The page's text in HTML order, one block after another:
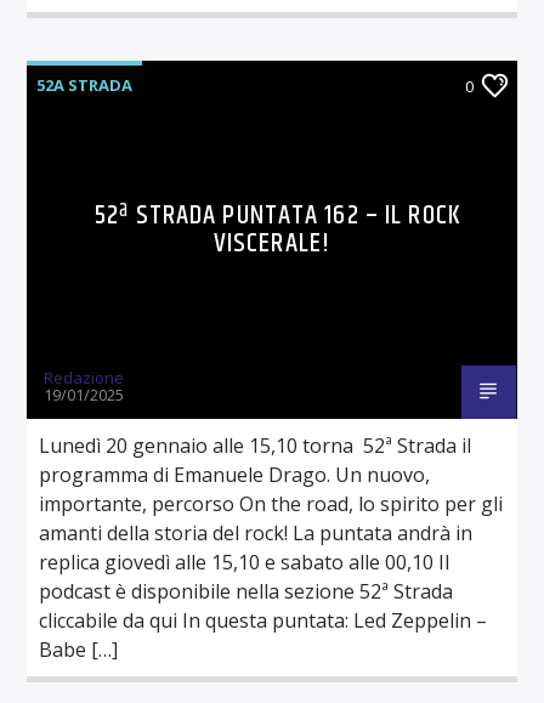
52A STRADA 0
52ª STRADA PUNTATA 162 – IL ROCK
VISCERALE!
Redazione
19/01/2025
Lunedì 20 gennaio alle 15,10 torna 52ª Strada il
programma di Emanuele Drago. Un nuovo,
importante, percorso On the road, lo spirito per gli
amanti della storia del rock! La puntata andrà in
replica giovedì alle 15,10 e sabato alle 00,10 Il
podcast è disponibile nella sezione 52ª Strada
cliccabile da qui In questa puntata: Led Zeppelin –
Babe […]